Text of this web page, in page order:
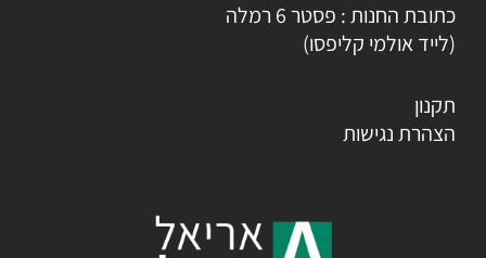
כתובת החנות : פסטר 6 רמלה
(לייד אולמי קליפסו)
תקנון
הצהרת נגישות